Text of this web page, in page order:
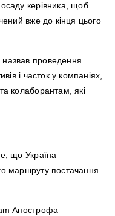
керівника, щоб
вже до кінця цього
проведення
і часток у компаніях,
колаборантам, які
що Україна
маршруту постачання
Апострофа